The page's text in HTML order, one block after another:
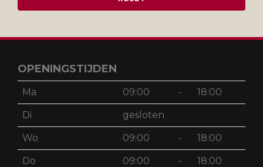
OPENINGSTIJDEN
Ma 09:00 - 18:00
Di gesloten
Wo 09:00 - 18:00
Do 09:00 - 18:00